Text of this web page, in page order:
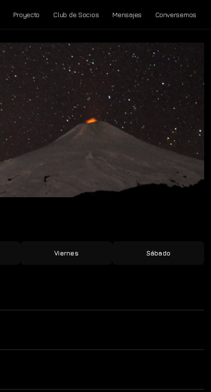
Proyecto Club de Socios Mensajes Conversemos
Viernes Sábado